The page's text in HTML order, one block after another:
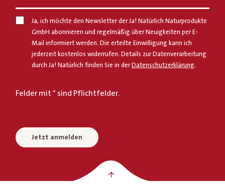
Ja, ich möchte den Newsletter der Ja! Natürlich Naturprodukte
GmbH abonnieren und regelmäßig über Neuigkeiten per E-
Mail informiert werden. Die erteilte Einwilligung kann ich
jederzeit kostenlos widerrufen. Details zur Datenverarbeitung
durch Ja! Natürlich finden Sie in der Datenschutzerklärung.
Felder mit * sind Pflichtfelder.
Jetzt anmelden